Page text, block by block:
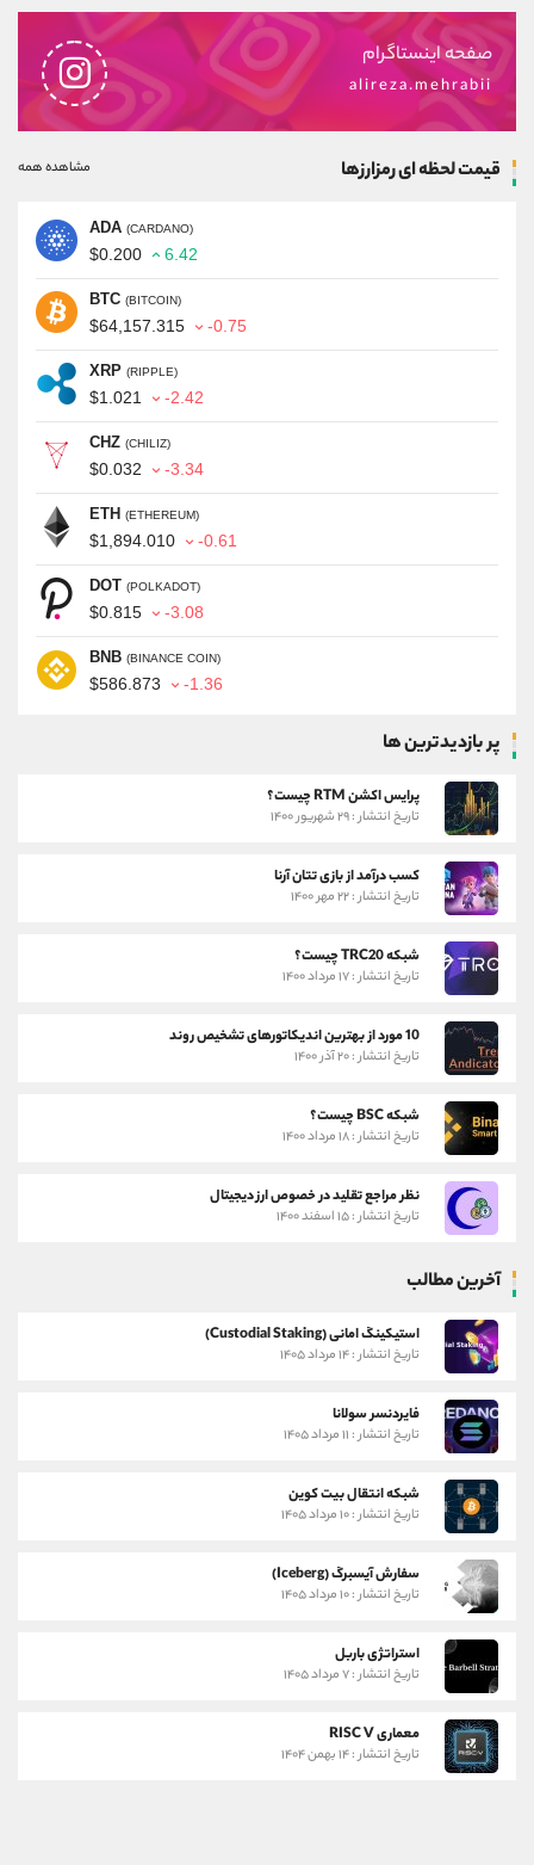
صفحه اینستاگرام
alireza.mehrabii
قیمت لحظه ای رمزارزها مشاهده همه
ADA (CARDANO)
$0.200 6.42
BTC (BITCOIN)
$64,157.315 -0.75
XRP (RIPPLE)
$1.021 -2.42
CHZ (CHILIZ)
$0.032 -3.34
ETH (ETHEREUM)
$1,894.010 -0.61
DOT (POLKADOT)
$0.815 -3.08
BNB (BINANCE COIN)
$586.873 -1.36
پر بازدیدترین ها
پرایس اکشن RTM چیست؟
تاریخ انتشار : ۲۹ شهریور ۱۴۰۰
کسب درآمد از بازی تتان آرنا
تاریخ انتشار : ۲۲ مهر ۱۴۰۰
شبکه TRC20 چیست؟
تاریخ انتشار : ۱۷ مرداد ۱۴۰۰
10 مورد از بهترین اندیکاتورهای تشخیص روند
تاریخ انتشار : ۲۰ آذر ۱۴۰۰
شبکه BSC چیست؟
تاریخ انتشار : ۱۸ مرداد ۱۴۰۰
نظر مراجع تقلید در خصوص ارز دیجیتال
تاریخ انتشار : ۱۵ اسفند ۱۴۰۰
آخرین مطالب
استیکینگ امانی (Custodial Staking)
تاریخ انتشار : ۱۴ مرداد ۱۴۰۵
فایردنسر سولانا
تاریخ انتشار : ۱۱ مرداد ۱۴۰۵
شبکه انتقال بیت کوین
تاریخ انتشار : ۱۰ مرداد ۱۴۰۵
سفارش آیسبرگ (Iceberg)
تاریخ انتشار : ۱۰ مرداد ۱۴۰۵
استراتژی باربل
تاریخ انتشار : ۷ مرداد ۱۴۰۵
معماری RISC V
تاریخ انتشار : ۱۴ بهمن ۱۴۰۴